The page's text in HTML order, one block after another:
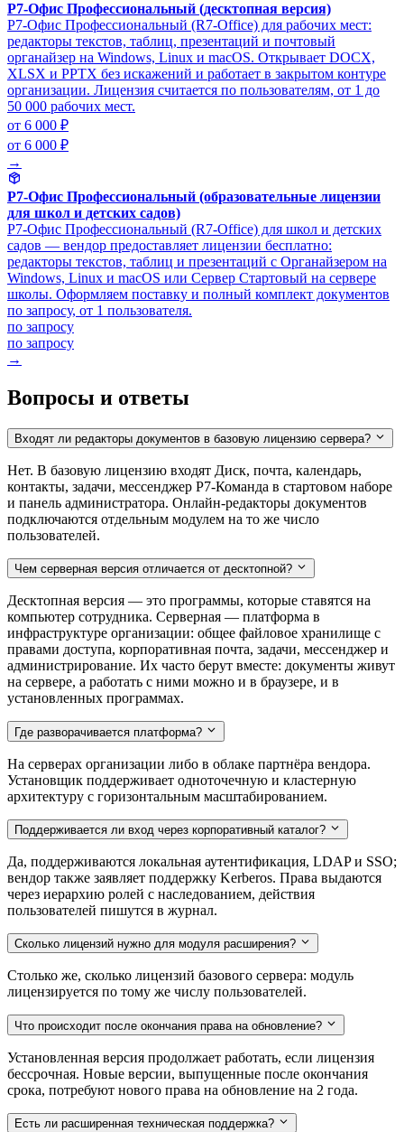
Р7-Офис Профессиональный (десктопная версия)
Р7-Офис Профессиональный (R7-Office) для рабочих мест:
редакторы текстов, таблиц, презентаций и почтовый
органайзер на Windows, Linux и macOS. Открывает DOCX,
XLSX и PPTX без искажений и работает в закрытом контуре
организации. Лицензия считается по пользователям, от 1 до
50 000 рабочих мест.
от 6 000 ₽
от 6 000 ₽
→
Р7-Офис Профессиональный (образовательные лицензии
для школ и детских садов)
Р7-Офис Профессиональный (R7-Office) для школ и детских
садов — вендор предоставляет лицензии бесплатно:
редакторы текстов, таблиц и презентаций с Органайзером на
Windows, Linux и macOS или Сервер Стартовый на сервере
школы. Оформляем поставку и полный комплект документов
по запросу, от 1 пользователя.
по запросу
по запросу
→
Вопросы и ответы
Входят ли редакторы документов в базовую лицензию сервера?
Нет. В базовую лицензию входят Диск, почта, календарь,
контакты, задачи, мессенджер Р7-Команда в стартовом наборе
и панель администратора. Онлайн-редакторы документов
подключаются отдельным модулем на то же число
пользователей.
Чем серверная версия отличается от десктопной?
Десктопная версия — это программы, которые ставятся на
компьютер сотрудника. Серверная — платформа в
инфраструктуре организации: общее файловое хранилище с
правами доступа, корпоративная почта, задачи, мессенджер и
администрирование. Их часто берут вместе: документы живут
на сервере, а работать с ними можно и в браузере, и в
установленных программах.
Где разворачивается платформа?
На серверах организации либо в облаке партнёра вендора.
Установщик поддерживает одноточечную и кластерную
архитектуру с горизонтальным масштабированием.
Поддерживается ли вход через корпоративный каталог?
Да, поддерживаются локальная аутентификация, LDAP и SSO;
вендор также заявляет поддержку Kerberos. Права выдаются
через иерархию ролей с наследованием, действия
пользователей пишутся в журнал.
Сколько лицензий нужно для модуля расширения?
Столько же, сколько лицензий базового сервера: модуль
лицензируется по тому же числу пользователей.
Что происходит после окончания права на обновление?
Установленная версия продолжает работать, если лицензия
бессрочная. Новые версии, выпущенные после окончания
срока, потребуют нового права на обновление на 2 года.
Есть ли расширенная техническая поддержка?